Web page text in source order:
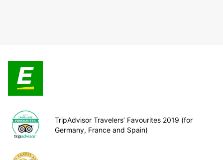
TripAdvisor Travelers’ Favourites 2019 (for
Germany, France and Spain)